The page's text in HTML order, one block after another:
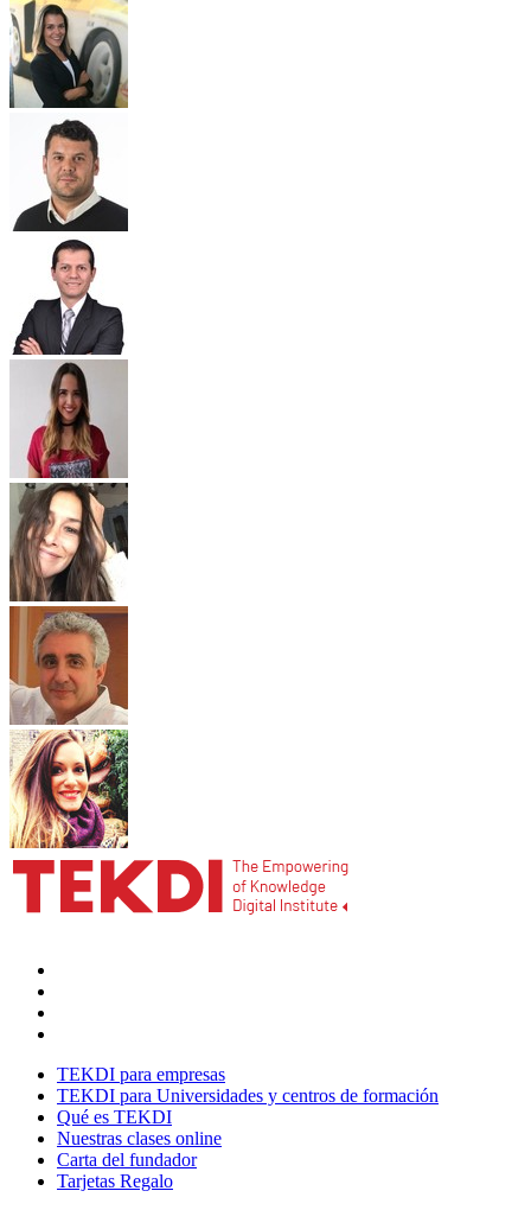
TEKDI para empresas
TEKDI para Universidades y centros de formación
Qué es TEKDI
Nuestras clases online
Carta del fundador
Tarjetas Regalo